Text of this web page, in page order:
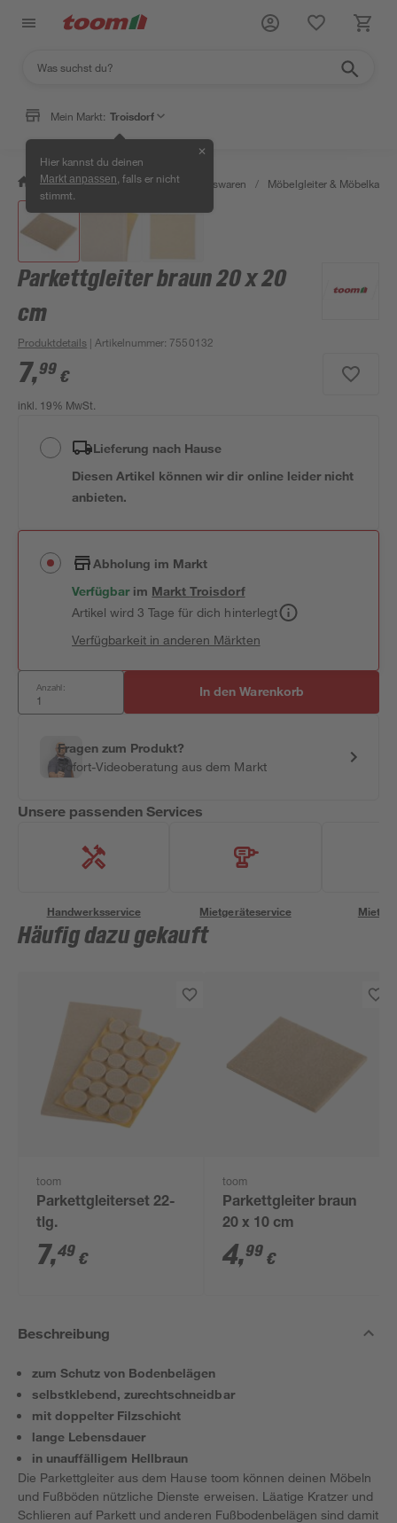
Mein Markt: Troisdorf
Hier kannst du deinen
Markt anpassen , falls er nicht
stimmt.
✕
/ Wohnen & Haushalt / Haushaltswaren / Möbelgleiter &
Parkettgleiter braun 20 x 20
cm
Produktdetails | Artikelnummer: 7550132
7,99 €
inkl. 19% MwSt.
Lieferung nach Hause
Diesen Artikel können wir dir online leider nicht
anbieten.
Abholung im Markt
Verfügbar im MarktTroisdorf
Artikel wird 3 Tage für dich hinterlegt
Verfügbarkeit in anderen Märkten
Anzahl: In den Warenkorb
Fragen zum Produkt?
Sofort-Videoberatung aus dem Markt
Unsere passenden Services
Handwerksservice Mietgeräteservice
Häufig dazu gekauft
toom
Parkettgleiterset 22-
tlg.
7,49 €
toom
Parkettgleiter braun
20 x 10 cm
4,99 €
Beschreibung
zum Schutz von Bodenbelägen
selbstklebend, zurechtschneidbar
mit doppelter Filzschicht
lange Lebensdauer
in unauffälligem Hellbraun
Die Parkettgleiter aus dem Hause toom können deinen Möbeln
und Fußböden nützliche Dienste erweisen. Läatige Kratzer und
Schlieren auf Parkett und anderen Fußbodenbelägen sind damit